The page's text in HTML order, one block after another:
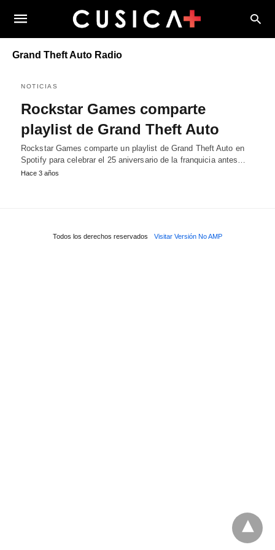
Grand Theft Auto Radio
NOTICIAS
Rockstar Games comparte
playlist de Grand Theft Auto
Rockstar Games comparte un playlist de Grand Theft Auto en
Spotify para celebrar el 25 aniversario de la franquicia antes…
Hace 3 años
Todos los derechos reservados Visitar Versión No AMP